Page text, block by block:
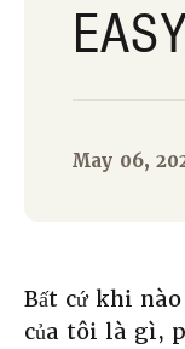
May 06,
Bất cứ khi
của tôi là gì,